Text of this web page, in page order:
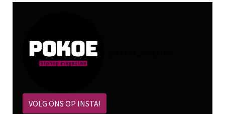
VOLG ONS OP INSTA!